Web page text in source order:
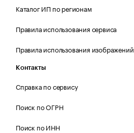
Каталог ИП по регионам
Правила использования сервиса
Правила использования изображений
Контакты
Справка по сервису
Поиск по ОГРН
Поиск по ИНН